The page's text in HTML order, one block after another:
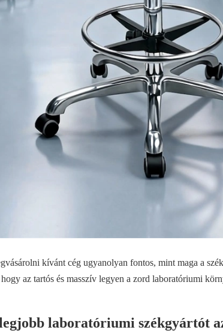
kívánt cég ugyanolyan fontos, mint maga a
az tartós és masszív legyen a zord laboratóriumi
laboratóriumi székgyártót